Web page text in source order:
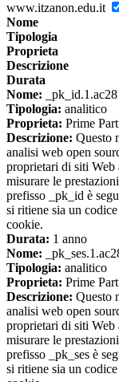
www.itzanon.edu.it
Nome
Tipologia
Proprieta
Descrizione
Durata
Nome: _pk_id.1.ac28
Tipologia: analitico
Proprieta: Prime
Descrizione: Questo
analisi web open
proprietari di siti Web
misurare le
prefisso _pk_id è
si ritiene sia un
cookie.
Durata: 1 anno
Nome:
Tipologia: analitico
Proprieta: Prime
Descrizione: Questo
analisi web open
proprietari di siti Web
misurare le
prefisso _pk_ses è
si ritiene sia un